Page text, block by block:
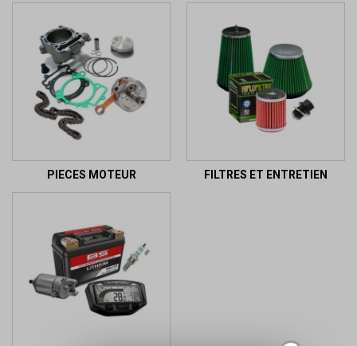
PIECES MOTEUR FILTRES ET ENTRETIEN